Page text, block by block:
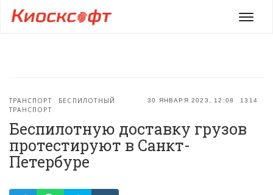
Меню
30 ЯНВАРЯ 2023, 12:08 1314
ТРАНСПОРТ
БЕСПИЛОТНЫЙ
ТРАНСПОРТ
Беспилотную доставку грузов
протестируют в Санкт-
Петербуре